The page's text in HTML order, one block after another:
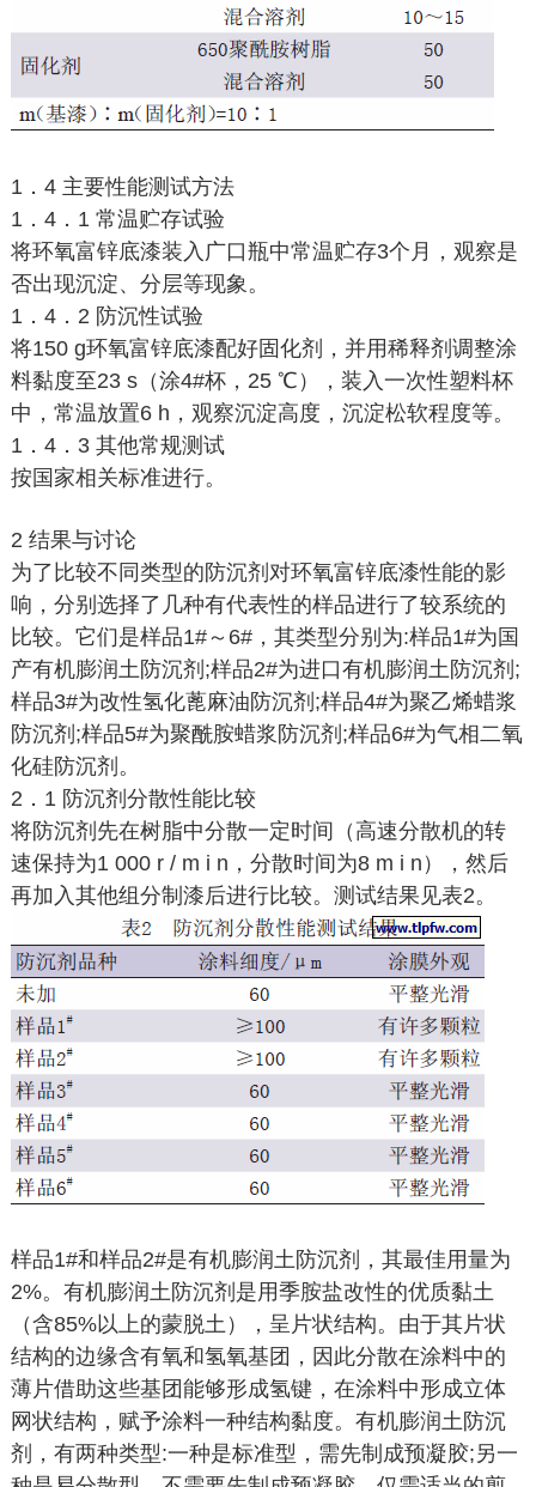
1．4 主要性能测试方法
1．4．1 常温贮存试验
将环氧富锌底漆装入广口瓶中常温贮存3个月，观察是
否出现沉淀、分层等现象。
1．4．2 防沉性试验
将150 g环氧富锌底漆配好固化剂，并用稀释剂调整涂
料黏度至23 s（涂4#杯，25 ℃），装入一次性塑料杯
中，常温放置6 h，观察沉淀高度，沉淀松软程度等。
1．4．3 其他常规测试
按国家相关标准进行。
2 结果与讨论
为了比较不同类型的防沉剂对环氧富锌底漆性能的影
响，分别选择了几种有代表性的样品进行了较系统的
比较。它们是样品1#～6#，其类型分别为:样品1#为国
产有机膨润土防沉剂;样品2#为进口有机膨润土防沉剂;
样品3#为改性氢化蓖麻油防沉剂;样品4#为聚乙烯蜡浆
防沉剂;样品5#为聚酰胺蜡浆防沉剂;样品6#为气相二氧
化硅防沉剂。
2．1 防沉剂分散性能比较
将防沉剂先在树脂中分散一定时间（高速分散机的转
速保持为1 000 r / m i n，分散时间为8 m i n），然后
再加入其他组分制漆后进行比较。测试结果见表2。
样品1#和样品2#是有机膨润土防沉剂，其最佳用量为
2%。有机膨润土防沉剂是用季胺盐改性的优质黏土
（含85%以上的蒙脱土），呈片状结构。由于其片状
结构的边缘含有氧和氢氧基团，因此分散在涂料中的
薄片借助这些基团能够形成氢键，在涂料中形成立体
网状结构，赋予涂料一种结构黏度。有机膨润土防沉
剂，有两种类型:一种是标准型，需先制成预凝胶;另一